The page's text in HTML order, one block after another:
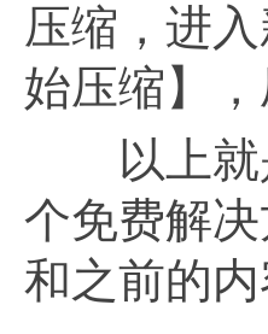
压缩，进
始压缩】
以上就是
个免费解
和之前的